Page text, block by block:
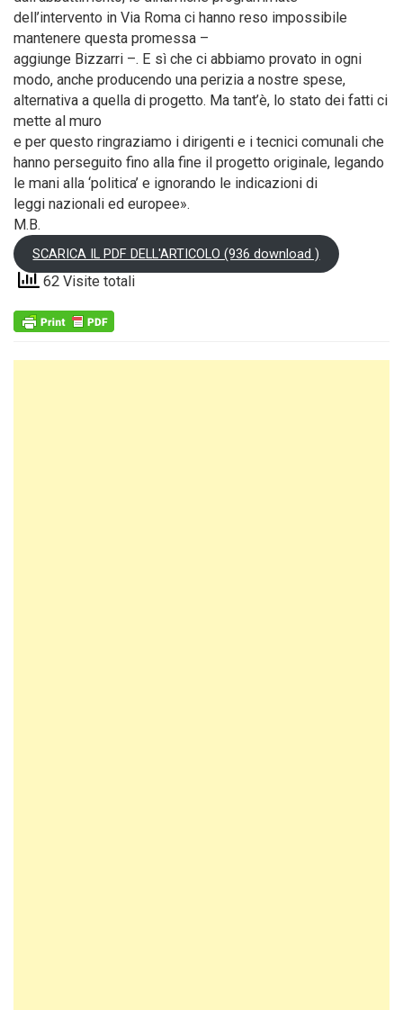
dell’intervento in Via Roma ci hanno reso impossibile
mantenere questa promessa –
aggiunge Bizzarri –. E sì che ci abbiamo provato in ogni
modo, anche producendo una perizia a nostre spese,
alternativa a quella di progetto. Ma tant’è, lo stato dei fatti ci
mette al muro
e per questo ringraziamo i dirigenti e i tecnici comunali che
hanno perseguito fino alla fine il progetto originale, legando
le mani alla ‘politica’ e ignorando le indicazioni di
leggi nazionali ed europee».
M.B.
SCARICA IL PDF DELL'ARTICOLO (936 download )
62 Visite totali